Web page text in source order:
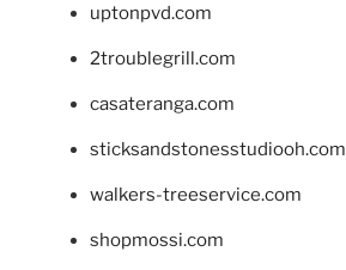
uptonpvd.com
2troublegrill.com
casateranga.com
sticksandstonesstudiooh.com
walkers-treeservice.com
shopmossi.com